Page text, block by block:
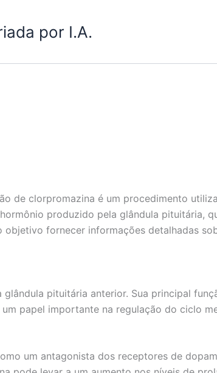
por I.A.
de clorpromazina é um procedimento
produzido pela glândula pituitária,
fornecer informações detalhadas
pituitária anterior. Sua principal
papel importante na regulação do ciclo
um antagonista dos receptores de